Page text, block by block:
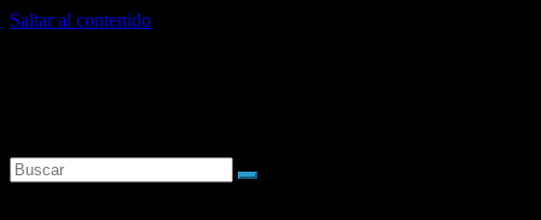
Saltar al contenido